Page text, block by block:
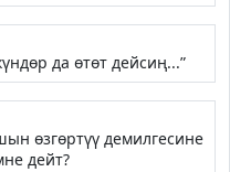
да өтөт дейсиң...”
өзгөртүү демилгесине
дейт?